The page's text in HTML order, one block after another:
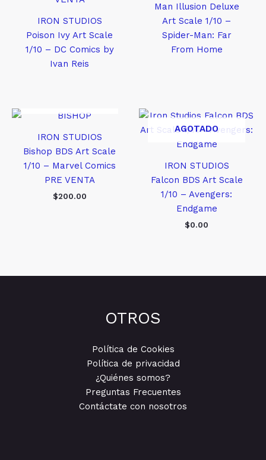
IRON STUDIOS
Poison Ivy Art Scale
1/10 – DC Comics by
Ivan Reis
Man Illusion Deluxe
Art Scale 1/10 –
Spider-Man: Far
From Home
IRON STUDIOS
Bishop BDS Art Scale
1/10 – Marvel Comics
PRE VENTA
$200.00
AGOTADO
IRON STUDIOS
Falcon BDS Art Scale
1/10 – Avengers:
Endgame
$0.00
OTROS
Política de Cookies
Política de privacidad
¿Quiénes somos?
Preguntas Frecuentes
Contáctate con nosotros